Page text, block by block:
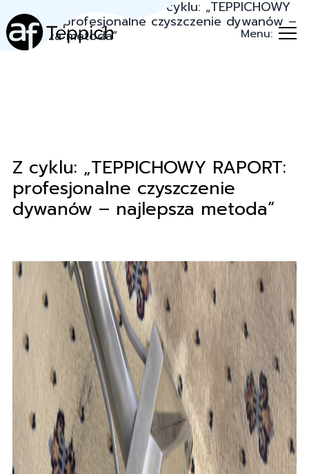
Menu:
Z cyklu: „TEPPICHOWY
RAPORT: profesjonalne czyszczenie dywanów –
najlepsza metoda”
Z cyklu: „TEPPICHOWY RAPORT:
profesjonalne czyszczenie
dywanów – najlepsza metoda”